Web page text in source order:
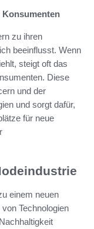
Konsumenten
zu ihren
beeinflusst. Wenn
steigt oft das
Diese
und der
und sorgt dafür,
für neue
einem neuen
Technologien